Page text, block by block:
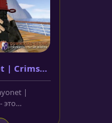
| Crimson
|
это